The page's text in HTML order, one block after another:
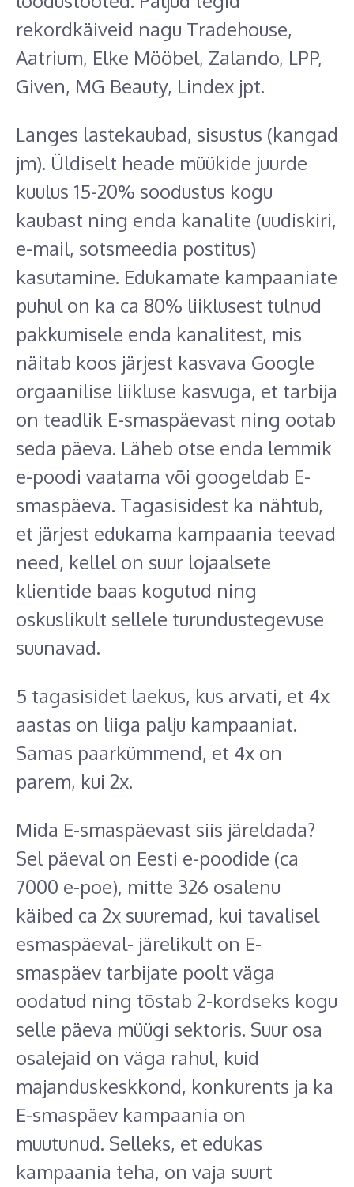
rekordkäiveid nagu Tradehouse,
Aatrium, Elke Mööbel, Zalando, LPP,
Given, MG Beauty, Lindex jpt.
Langes lastekaubad, sisustus (kangad
jm). Üldiselt heade müükide juurde
kuulus 15-20% soodustus kogu
kaubast ning enda kanalite (uudiskiri,
e-mail, sotsmeedia postitus)
kasutamine. Edukamate kampaaniate
puhul on ka ca 80% liiklusest tulnud
pakkumisele enda kanalitest, mis
näitab koos järjest kasvava Google
orgaanilise liikluse kasvuga, et tarbija
on teadlik E-smaspäevast ning ootab
seda päeva. Läheb otse enda lemmik
e-poodi vaatama või googeldab E-
smaspäeva. Tagasisidest ka nähtub,
et järjest edukama kampaania teevad
need, kellel on suur lojaalsete
klientide baas kogutud ning
oskuslikult sellele turundustegevuse
suunavad.
5 tagasisidet laekus, kus arvati, et 4x
aastas on liiga palju kampaaniat.
Samas paarkümmend, et 4x on
parem, kui 2x.
Mida E-smaspäevast siis järeldada?
Sel päeval on Eesti e-poodide (ca
7000 e-poe), mitte 326 osalenu
käibed ca 2x suuremad, kui tavalisel
esmaspäeval- järelikult on E-
smaspäev tarbijate poolt väga
oodatud ning tõstab 2-kordseks kogu
selle päeva müügi sektoris. Suur osa
osalejaid on väga rahul, kuid
majanduskeskkond, konkurents ja ka
E-smaspäev kampaania on
muutunud. Selleks, et edukas
kampaania teha, on vaja suurt